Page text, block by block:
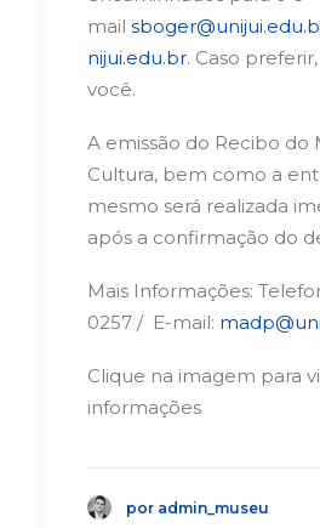
mail
nijui.edu.br. Caso
você.
A emissão do Recibo do
Cultura, bem como a
mesmo será realizada
após a confirmação do
Mais Informações:
0257 / E-mail:
Clique na imagem para
informações
por admin_museu